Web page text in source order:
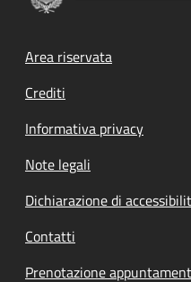
Footer menu
Area riservata
Crediti
Informativa privacy
Note legali
Dichiarazione di
Contatti
Prenotazione